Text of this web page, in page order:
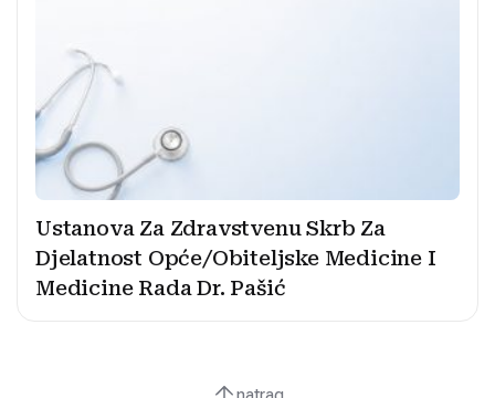
Ustanova Za Zdravstvenu Skrb Za
Djelatnost Opće/Obiteljske Medicine I
Medicine Rada Dr. Pašić